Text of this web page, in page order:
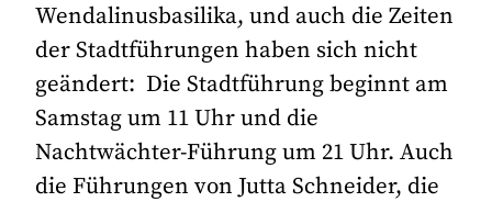
Wendalinusbasilika, und auch die Zeiten
der Stadtführungen haben sich nicht
geändert: Die Stadtführung beginnt am
Samstag um 11 Uhr und die
Nachtwächter-Führung um 21 Uhr. Auch
die Führungen von Jutta Schneider, die